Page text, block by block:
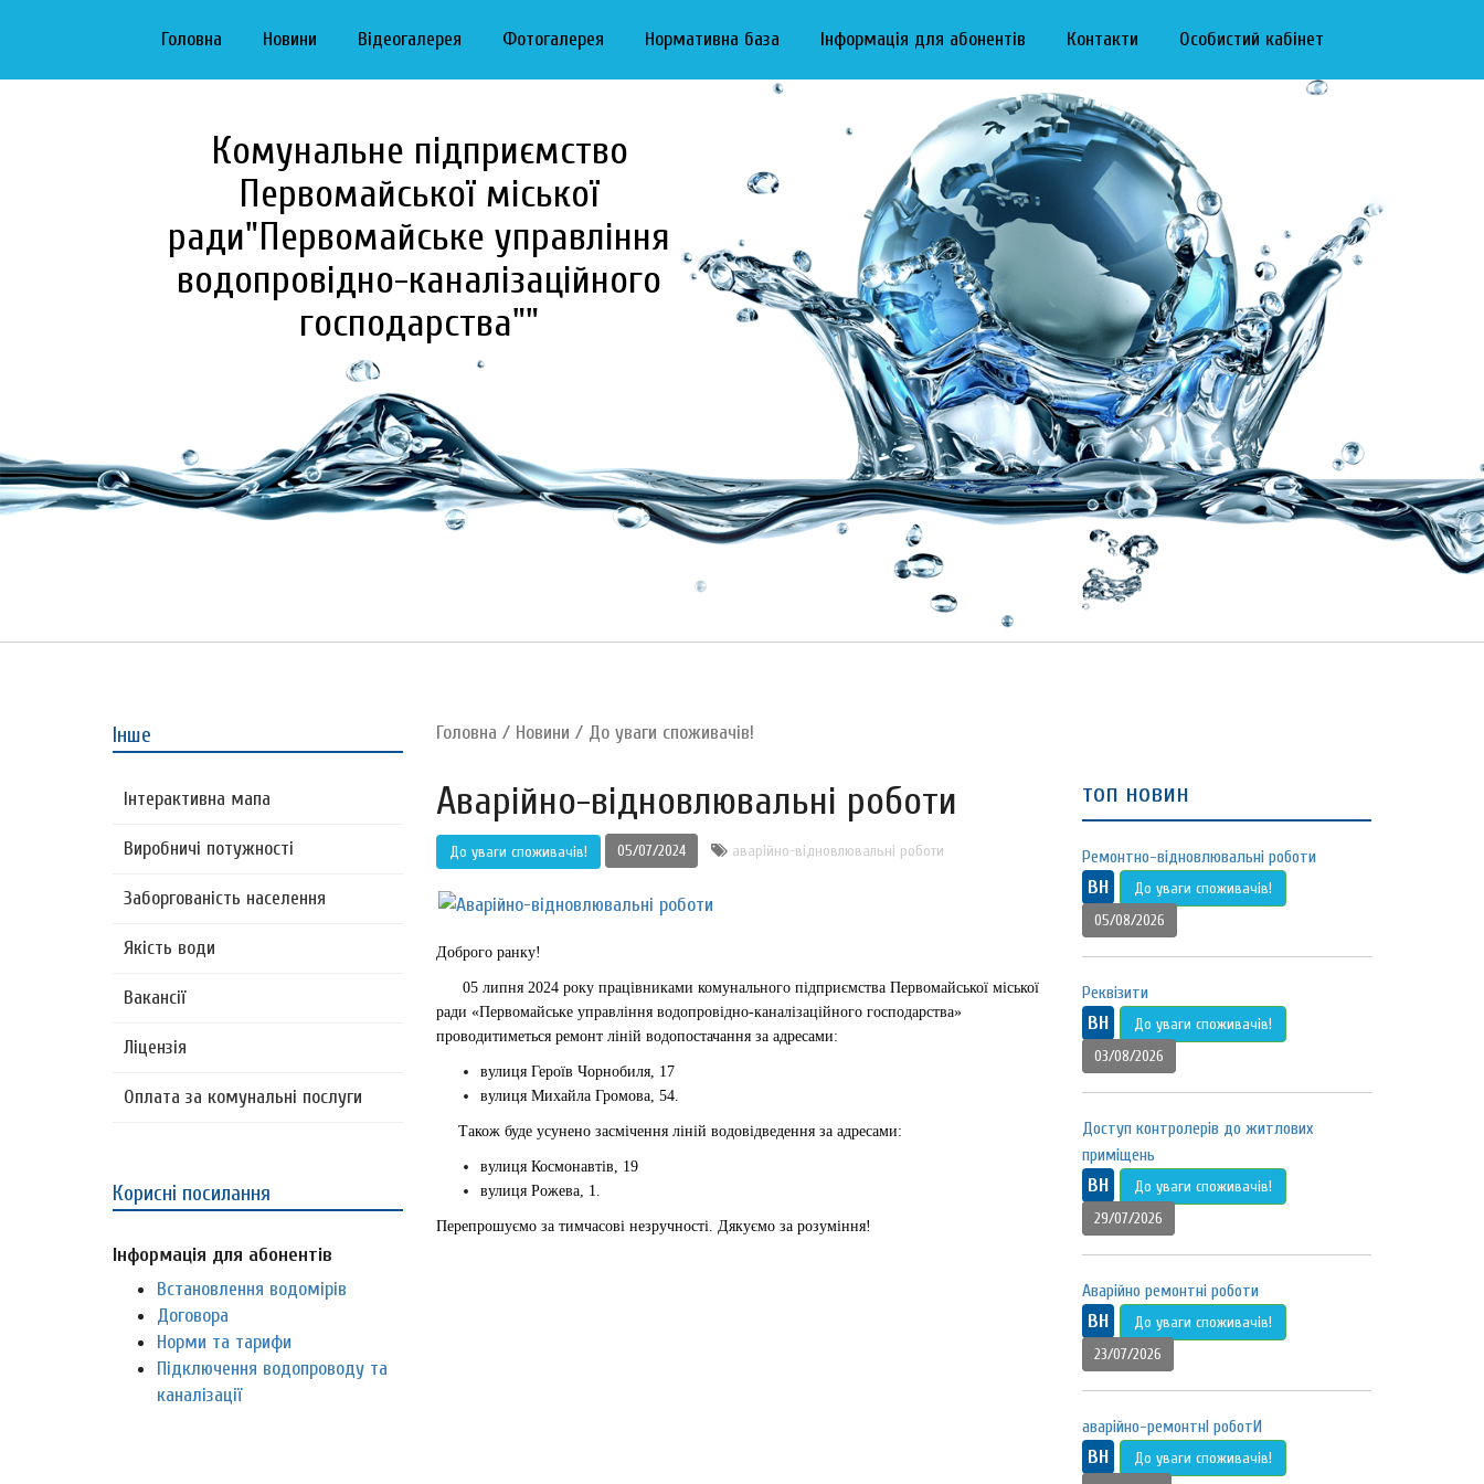
Головна Новини Відеогалерея Фотогалерея Нормативна база Інформація для абонентів Контакти Особистий кабінет
Комунальне підприємство
Первомайської міської
ради"Первомайське управління
водопровідно-каналізаційного
господарства""
Інше
Інтерактивна мапа
Виробничі потужності
Заборгованість населення
Якість води
Вакансії
Ліцензія
Оплата за комунальні послуги
Корисні посилання
Інформація для абонентів
Встановлення водомірів
Договора
Норми та тарифи
Підключення водопроводу та
каналізації
Головна / Новини / До уваги споживачів!
Аварійно-відновлювальні роботи
До уваги споживачів! 05/07/2024 аварійно-відновлювальні роботи
Доброго ранку!
05 липня 2024 року працівниками комунального підприємства Первомайської міської
ради «Первомайське управління водопровідно-каналізаційного господарства»
проводитиметься ремонт ліній водопостачання за адресами:
вулиця Героїв Чорнобиля, 17
вулиця Михайла Громова, 54.
Також буде усунено засмічення ліній водовідведення за адресами:
вулиця Космонавтів, 19
вулиця Рожева, 1.
Перепрошуємо за тимчасові незручності. Дякуємо за розуміння!
топ новин
Ремонтно-відновлювальні роботи
ВН
До уваги споживачів!
05/08/2026
Реквізити
ВН
До уваги споживачів!
03/08/2026
Доступ контролерів до житлових
приміщень
ВН
До уваги споживачів!
29/07/2026
Аварійно ремонтні роботи
ВН
До уваги споживачів!
23/07/2026
аварійно-ремонтнІ роботИ
ВН
До уваги споживачів!